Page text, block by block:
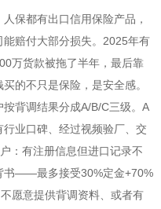
保都有出口信用保险产品，
赔付大部分损失。2025年有
万货款被拖了半年，最后靠
的不只是保险，是安全感。
背调结果分成A/B/C三级。A
业口碑、经过视频验厂、交
：有注册信息但进口记录不
书——最多接受30%定金+70%
愿意提供背调资料、或者有